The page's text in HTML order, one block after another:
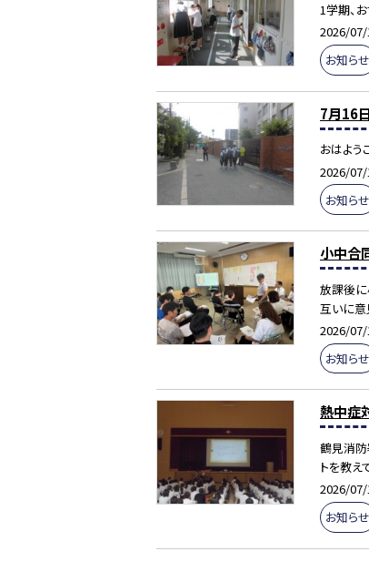
1学期、
2026/
お知らせ
7月16日
おはよう
2026/
お知らせ
小中合
放課後に
互いに意
2026/07/
お知らせ
熱中症
鶴見消防
トを教え
2026/07/
お知らせ